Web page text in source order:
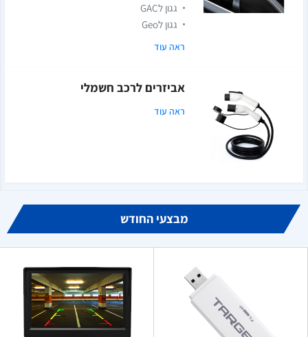
גגון לGAC
גגון לGeo
ראה עוד
אביזרים לרכב חשמלי
ראה עוד
מבצעי החודש